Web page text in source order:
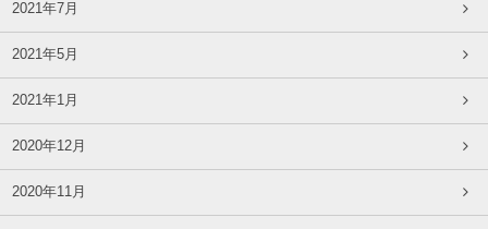
2021年7月
2021年5月
2021年1月
2020年12月
2020年11月